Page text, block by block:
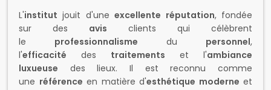
L'institut jouit d'uneexcellente réputation, fondée
sur des avis clients qui célèbrent
le professionnalisme du personnel,
l'efficacité des traitements et l'ambiance
luxueuse des lieux. Il est reconnu comme
une référence en matière d'esthétique moderne et